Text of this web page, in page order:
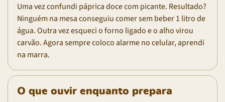
Uma vez confundi páprica doce com picante. Resultado?
Ninguém na mesa conseguiu comer sem beber 1 litro de
água. Outra vez esqueci o forno ligado e o alho virou
carvão. Agora sempre coloco alarme no celular, aprendi
na marra.
O que ouvir enquanto prepara